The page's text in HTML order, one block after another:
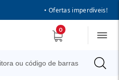
• Ofertas imperdíveis!
0